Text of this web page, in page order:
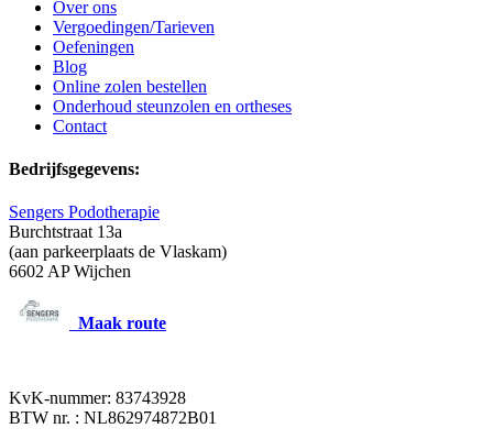
Over ons
Vergoedingen/Tarieven
Oefeningen
Blog
Online zolen bestellen
Onderhoud steunzolen en ortheses
Contact
Bedrijfsgegevens:
Sengers Podotherapie
Burchtstraat 13a
(aan parkeerplaats de Vlaskam)
6602 AP Wijchen
Maak route
KvK-nummer: 83743928
BTW nr. : NL862974872B01